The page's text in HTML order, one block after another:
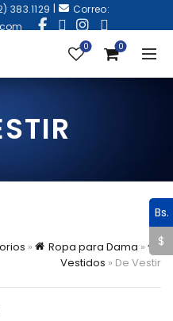
383.1129 |
Correo:
0 0
» Ropa para Dama »
Vestidos » De Vestir
Bs.
$